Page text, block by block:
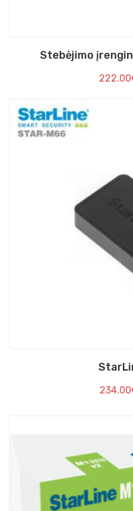
Stebėjimo
222.00
234.00